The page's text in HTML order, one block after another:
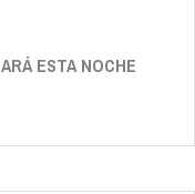
ESTA NOCHE